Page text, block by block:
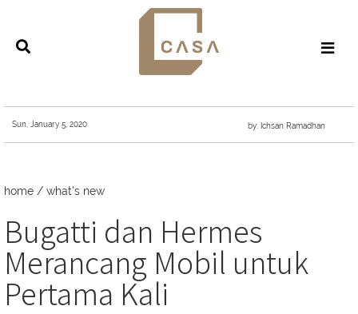
Sun, January 5, 2020 by: Ichsan Ramadhan
home / what's new
Bugatti dan Hermes
Merancang Mobil untuk
Pertama Kali